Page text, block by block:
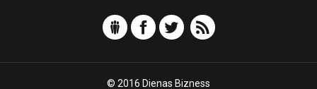
© 2016 Dienas Bizness